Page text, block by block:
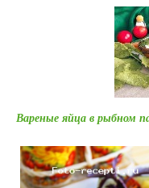
Вареные яйца в рыбном